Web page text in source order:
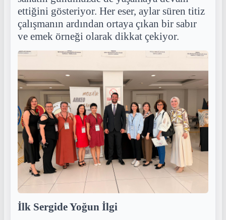
ettiğini gösteriyor. Her eser, aylar süren titiz
çalışmanın ardından ortaya çıkan bir sabır
ve emek örneği olarak dikkat çekiyor.
İlk Sergide Yoğun İlgi